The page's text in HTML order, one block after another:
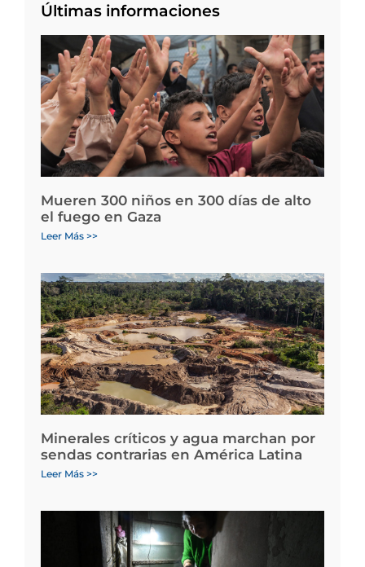
Últimas informaciones
Mueren 300 niños en 300 días de alto
el fuego en Gaza
Leer Más >>
Minerales críticos y agua marchan por
sendas contrarias en América Latina
Leer Más >>